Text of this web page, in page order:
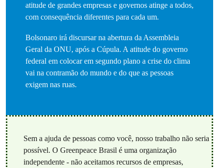
atitude de grandes empresas e governos atinge a todos,
com consequência diferentes para cada um.
Bolsonaro irá discursar na abertura da Assembleia
Geral da ONU, após a Cúpula. A atitude do governo
federal em colocar em segundo plano a crise do clima
vai na contramão do mundo e do que as pessoas
exigem nas ruas.
Sem a ajuda de pessoas como você, nosso trabalho não seria
possível. O Greenpeace Brasil é uma organização
independente - não aceitamos recursos de empresas,